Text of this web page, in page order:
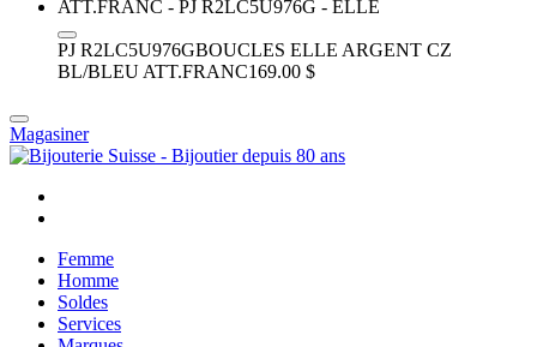
PJ R2LC5U976GBOUCLES ELLE ARGENT CZ
BL/BLEU ATT.FRANC169.00 $
Magasiner
Femme
Homme
Soldes
Services